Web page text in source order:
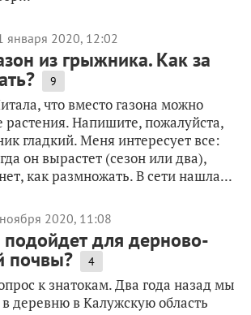
января 2020, 12:02
из грыжника. Как за
9
что вместо газона можно
растения. Напишите, пожалуйста,
гладкий. Меня интересует все:
он вырастет (сезон или два),
как размножать. В сети нашла...
2020, 11:08
подойдет для дерново-
почвы? 4
к знатокам. Два года назад мы
деревню в Калужскую область